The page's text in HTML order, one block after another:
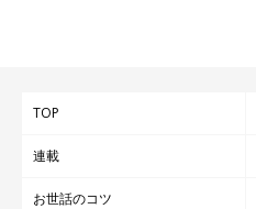
TOP
連載
お世話のコツ